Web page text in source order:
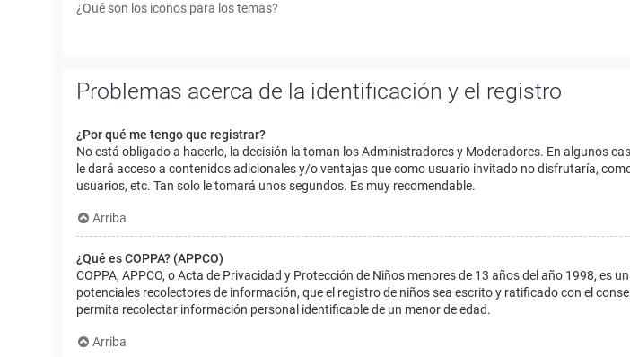
¿Qué son los iconos para los temas?
Problemas acerca de la identificación y el registro
¿Por qué me tengo que registrar?
No está obligado a hacerlo, la decisión la toman los Administradores y Moderadores. En algunos
le dará acceso a contenidos adicionales y/o ventajas que como usuario invitado no disfrutaría,
usuarios, etc. Tan solo le tomará unos segundos. Es muy recomendable.
Arriba
¿Qué es COPPA? (APPCO)
COPPA, APPCO, o Acta de Privacidad y Protección de Niños menores de 13 años del año 1998, es
potenciales recolectores de información, que el registro de niños sea escrito y ratificado con el
permita recolectar información personal identificable de un menor de edad.
Arriba